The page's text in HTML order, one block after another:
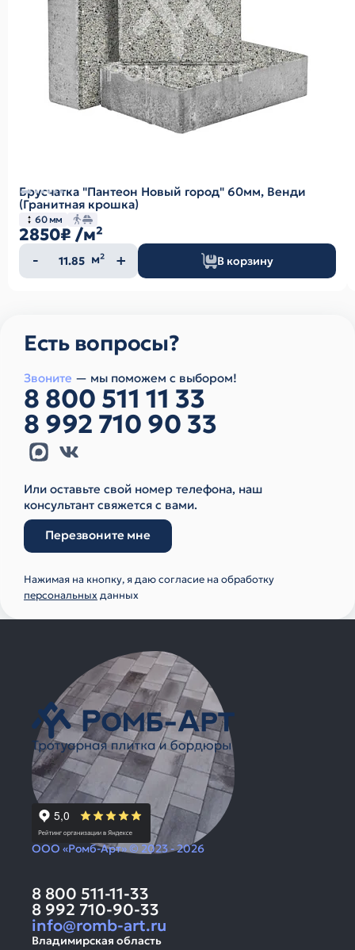
Брусчатка "Пантеон Новый город" 60мм, Венди
(Гранитная крошка)
60 мм
2850₽ /м²
Количество
товара
м² В корзину
Есть вопросы?
Звоните — мы поможем с выбором!
8 800 511 11 33
8 992 710 90 33
Или оставьте свой номер телефона, наш
консультант свяжется с вами.
Перезвоните мне
Нажимая на кнопку, я даю согласие на обработку
персональныхданных
ООО «Ромб-Арт» © 2023 - 2026
8 800 511-11-33
8 992 710-90-33
info@romb-art.ru
Владимирская область